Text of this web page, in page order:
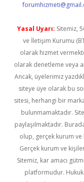
Yasal Uyarı: Sitemiz,
ve İletişim Kurumu
olarak hizmet
olarak denetleme veya
Ancak, üyelerimiz
siteye üye olarak bu
sitesi, herhangi bir
bulunmamaktadır.
paylaşılmaktadır.
olup, gerçek kurum ve
Gerçek kurum ve
Sitemiz, kar amacı
platformudur.